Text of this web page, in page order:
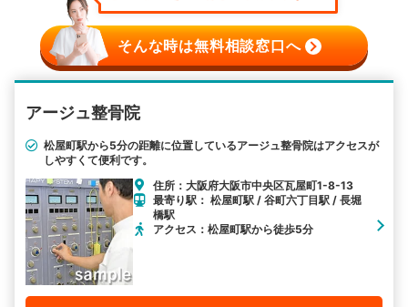
そんな時は無料相談窓口へ
アージュ整骨院
松屋町駅から5分の距離に位置しているアージュ整骨院はアクセスが
しやすくて便利です。
住所：大阪府大阪市中央区瓦屋町1-8-13
最寄り駅： 松屋町駅 / 谷町六丁目駅 / 長堀
橋駅
アクセス：松屋町駅から徒歩5分